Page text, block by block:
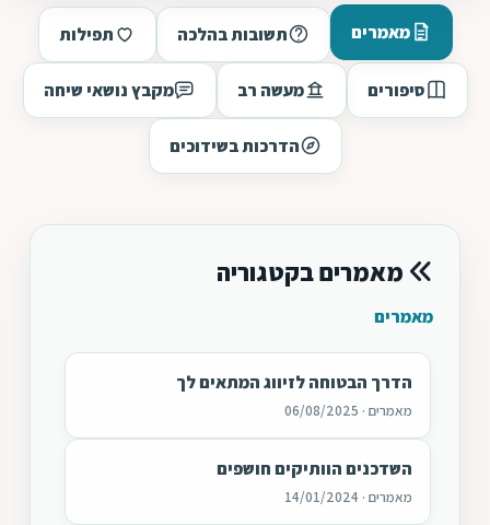
מאמרים תשובות בהלכה תפילות
סיפורים מעשה רב מקבץ נושאי שיחה
הדרכות בשידוכים
מאמרים בקטגוריה
מאמרים
הדרך הבטוחה לזיווג המתאים לך
מאמרים · 06/08/2025
השדכנים הוותיקים חושפים
מאמרים · 14/01/2024